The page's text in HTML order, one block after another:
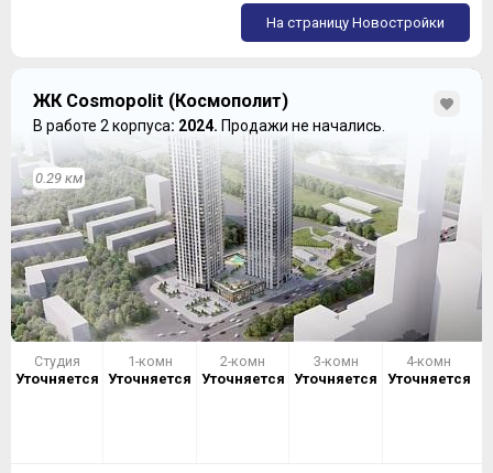
Концепция «Мистраль»:
На страницу Новостройки
ЖК Cosmopolit (Космополит)
В работе 2 корпуса: 2024. Продажи не начались.
0.29 км
Студия
Уточняется
1-комн
Уточняется
2-комн
Уточняется
3-комн
Уточняется
4-комн
Уточняется